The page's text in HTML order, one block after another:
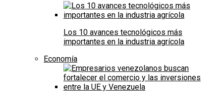
Los 10 avances tecnológicos más
importantes en la industria agrícola
Economía